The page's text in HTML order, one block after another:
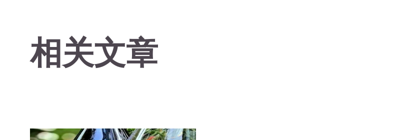
相关文章